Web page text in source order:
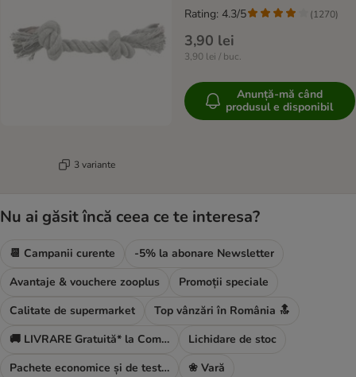
3 variante
3,90 lei
3,90 lei / buc.
Rating: 4.3/5 (1270)
Anunță-mă când
produsul e disponibil
Nu ai găsit încă ceea ce te interesa?
📆 Campanii curente
-5% la abonare Newsletter
Avantaje & vouchere zooplus
Promoții speciale
Calitate de supermarket
Top vânzări în România 🔝
🚚 LIVRARE Gratuită* la Comanda ta
Lichidare de stoc
Pachete economice și de testare
❀ Vară